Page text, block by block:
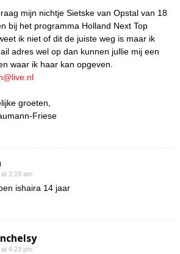
mijn nichtje Sietske van Opstal van 18
bij het programma Holland Next Top
ik niet of dit de juiste weg is maar ik
adres wel op dan kunnen jullie mij een
waar ik haar kan opgeven.
groeten,
Friese
2:19 am
ishaira 14 jaar
4:23 pm